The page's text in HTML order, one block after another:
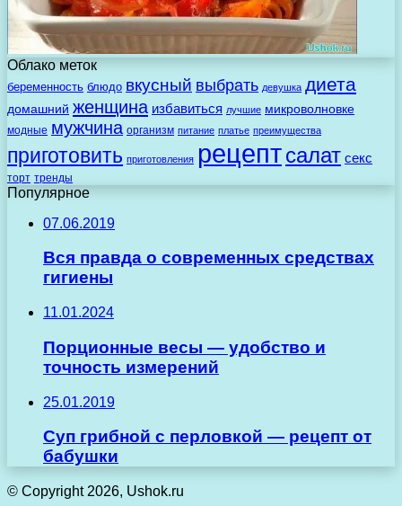
Облако меток
беременность блюдо вкусный выбрать девушка диета
домашний женщина избавиться лучшие микроволновке
модные мужчина организм питание платье преимущества
приготовить приготовления рецептсалат секс
торт тренды
Популярное
07.06.2019
Вся правда о современных средствах
гигиены
11.01.2024
Порционные весы — удобство и
точность измерений
25.01.2019
Суп грибной с перловкой — рецепт от
бабушки
© Copyright 2026, Ushok.ru